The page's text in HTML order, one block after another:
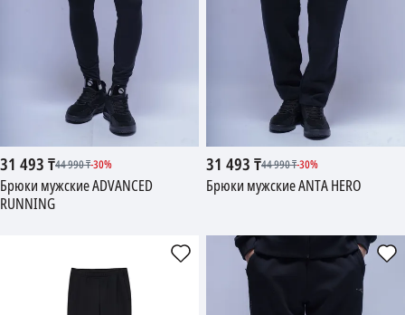
31 493₸44 990₸-30%
Брюки мужские ADVANCED
RUNNING
31 493₸44 990₸-30%
Брюки мужские ANTA HERO